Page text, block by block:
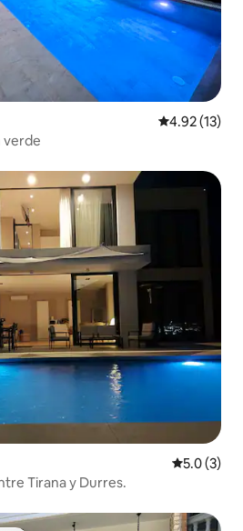
Calificación
4.92 (13)
verde
5.0 (3)
Tirana y Durres.